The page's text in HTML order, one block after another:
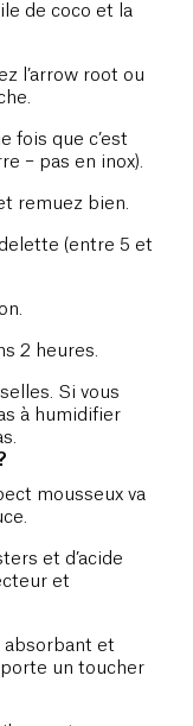
de coco et la
l’arrow root ou
fois que c’est
– pas en inox).
remuez bien.
(entre 5 et
2 heures.
Si vous
à humidifier
mousseux va
et d’acide
et
absorbant et
un toucher